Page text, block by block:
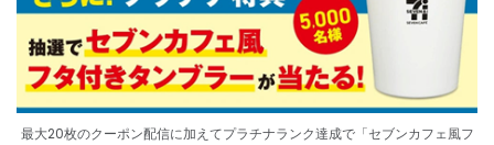
最大20枚のクーポン配信に加えてプラチナランク達成で「セブンカフェ風フ